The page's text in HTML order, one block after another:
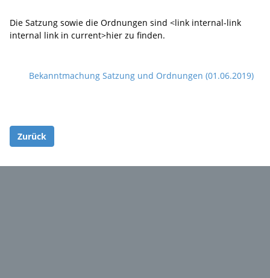
Die Satzung sowie die Ordnungen sind <link internal-link
internal link in current>hier zu finden.
Bekanntmachung Satzung und Ordnungen (01.06.2019)
Zurück